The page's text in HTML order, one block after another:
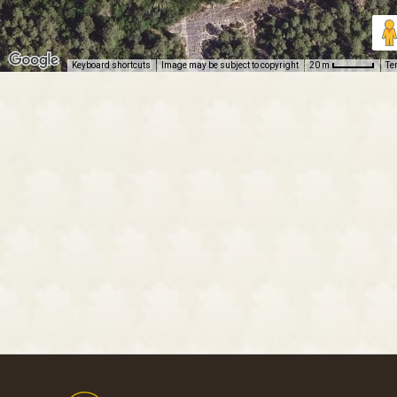
Keyboard shortcuts Image may be subject to copyright 20 m